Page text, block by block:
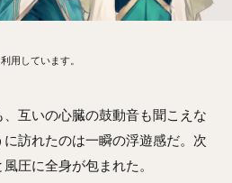
用しています。
互いの心臓の鼓動音も聞こえな
訪れたのは一瞬の浮遊感だ。次
圧に全身が包まれた。